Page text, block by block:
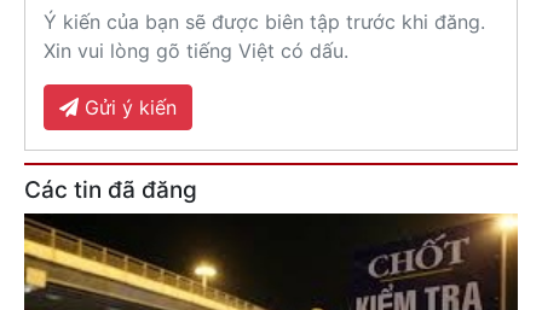
Ý kiến của bạn sẽ được biên tập trước khi đăng.
Xin vui lòng gõ tiếng Việt có dấu.
Gửi ý kiến
Các tin đã đăng